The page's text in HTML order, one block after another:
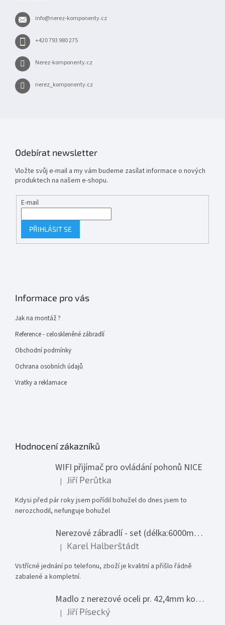
info@nerez-komponenty.cz
+420 793 980 275
Nerez-komponenty.cz
nerez_komponenty.cz
Odebírat newsletter
Vložte svůj e-mail a my vám budeme zasílat informace o nových
produktech na našem e-shopu.
E-mail
PŘIHLÁSIT SE
Informace pro vás
Jak na montáž ?
Reference - celoskleněné zábradlí
Obchodní podmínky
Ochrana osobních údajů
Vratky a reklamace
Hodnocení zákazníků
WIFI přijímač pro ovládání pohonů NICE
Hodnocení produktu je 1 z 5 hvězdiček.
| Jiří Perůtka
Kdysi před pár roky jsem pořídil bohužel do dnes jsem to
nerozchodil, nefunguje bohužel
Nerezové zábradlí - set (délka:6000mm x výška:1000mm)
Hodnocení produktu je 5 z 5 hvězdiček.
| Karel Halberštádt
Vstřícné jednání po telefonu, zboží je kvalitní a přišlo řádně
zabalené a kompletní.
Madlo z nerezové oceli pr. 42,4mm komplet - model 0116 - 3000mm
Hodnocení produktu je 5 z 5 hvězdiček.
| Jiří Písecký